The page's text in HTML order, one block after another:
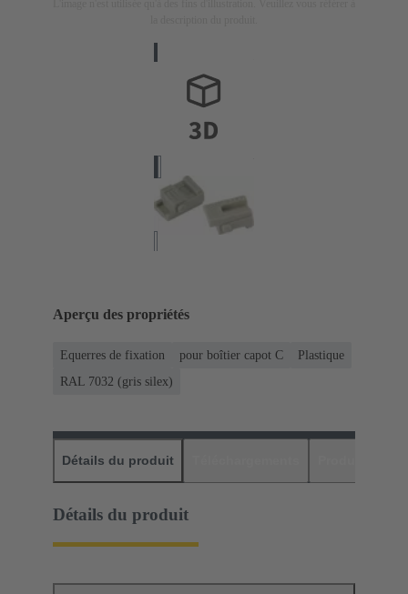
Aperçu des propriétés
Equerres de fixation pour boîtier capot C
Plastique
RAL 7032 (gris silex)
Détails du produit
Détails du produit